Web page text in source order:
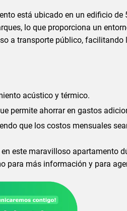
está ubicado en un edificio de
lo que proporciona un
a transporte público,
acústico y térmico.
permite ahorrar en gastos
que los costos mensuales
este maravilloso apartamento
para más información y para